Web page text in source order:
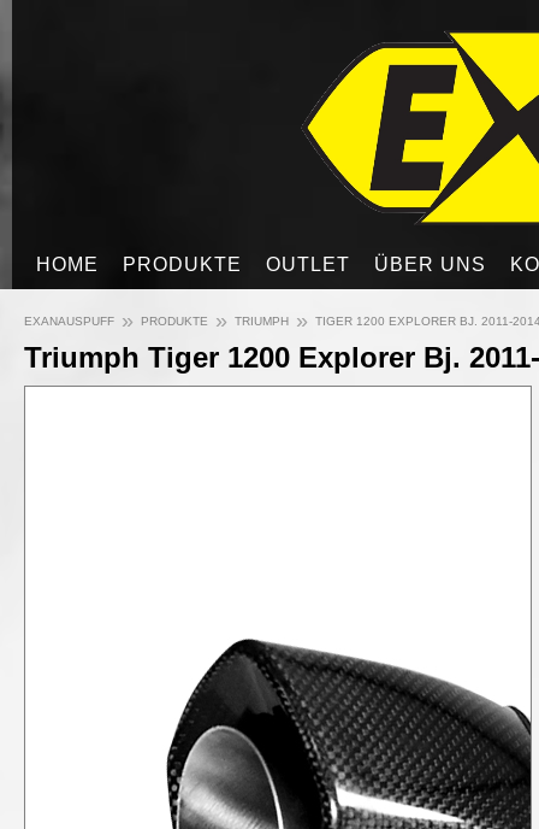
HOME PRODUKTE OUTLET ÜBER UNS
EXANAUSPUFF » PRODUKTE » TRIUMPH » TIGER 1200 EXPLORER BJ. 2011-
Triumph Tiger 1200 Explorer Bj.